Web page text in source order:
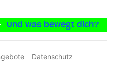
Und was bewegt dich?
Datenschutz